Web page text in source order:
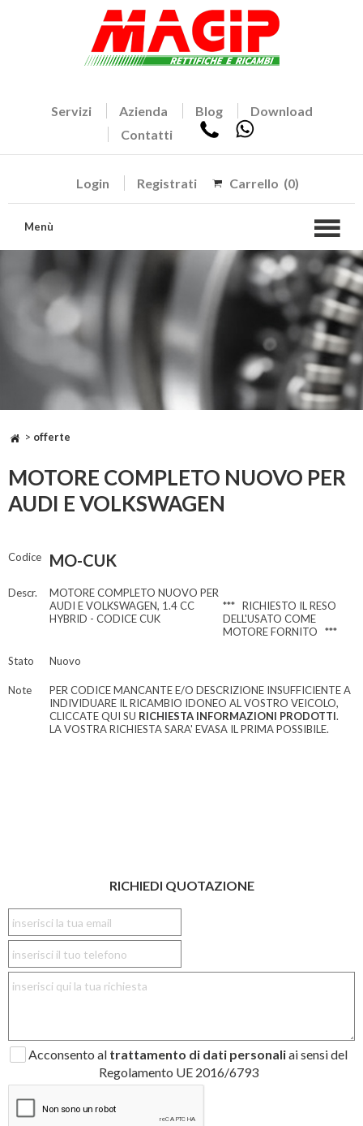
Servizi Azienda Blog
Download
Contatti
Login Registrati Carrello (0)
Menù
> offerte
MOTORE COMPLETO NUOVO PER
AUDI E VOLKSWAGEN
Codice MO-CUK
Descr.
MOTORE COMPLETO NUOVO PER
AUDI E VOLKSWAGEN, 1.4 CC
HYBRID - CODICE CUK
*** RICHIESTO IL RESO
DELL'USATO COME
MOTORE FORNITO ***
Stato Nuovo
Note
PER CODICE MANCANTE E/O DESCRIZIONE INSUFFICIENTE A
INDIVIDUARE IL RICAMBIO IDONEO AL VOSTRO VEICOLO,
CLICCATE QUI SU RICHIESTA INFORMAZIONI PRODOTTI.
LA VOSTRA RICHIESTA SARA' EVASA IL PRIMA POSSIBILE.
RICHIEDI QUOTAZIONE
Acconsento al trattamento di dati personaliai sensi del
Regolamento UE 2016/6793